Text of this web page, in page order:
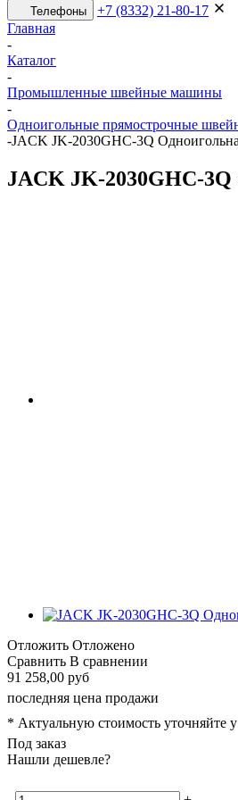
Телефоны
+7 (8332) 21-80-17
Главная
-
Каталог
-
Промышленные швейные машины
-
Одноигольные прямострочные
-JACK JK-2030GHC-3Q
JACK JK-2030GHC-3Q
Отложить Отложено
Сравнить В сравнении
91 258,00 руб
последняя цена продажи
* Актуальную стоимость уточняйте
Под заказ
Нашли дешевле?